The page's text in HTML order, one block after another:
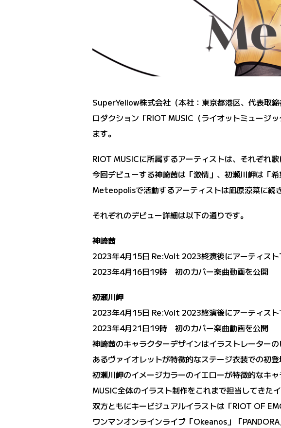
SuperYellow株式会社（本社：東京都港区、代表取
ロダクション「RIOT MUSIC（ライオットミュージ
ます。
RIOT MUSICに所属するアーティストは、それぞれ
今回デビューする神崎茜は「激情」、初瀬川岬は「
Meteopolisで活動するアーティストは凪原涼菜に続
それぞれのデビュー詳細は以下の通りです。
神崎茜
2023年4月15日 Re:Volt 2023終演後にアーティス
2023年4月16日19時 初のカバー楽曲動画を公開
初瀬川岬
2023年4月15日 Re:Volt 2023終演後にアーティス
2023年4月21日19時 初のカバー楽曲動画を公開
神崎茜のキャラクターデザインはイラストレーター
あるヴァイオレットが特徴的なステージ衣装での初登
初瀬川岬のイメージカラーのイエローが特徴的なキ
MUSIC全体のイラスト制作をこれまで担当してきた
双方ともにキービジュアルイラストは「RIOT OF
ワンマンオンラインライブ「Okeanos」「